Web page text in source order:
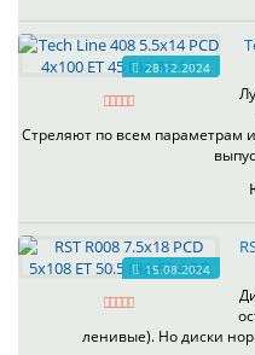
28.12.2024
Стреляют по всем параметрам
15.08.2024
ленивые). Но диски